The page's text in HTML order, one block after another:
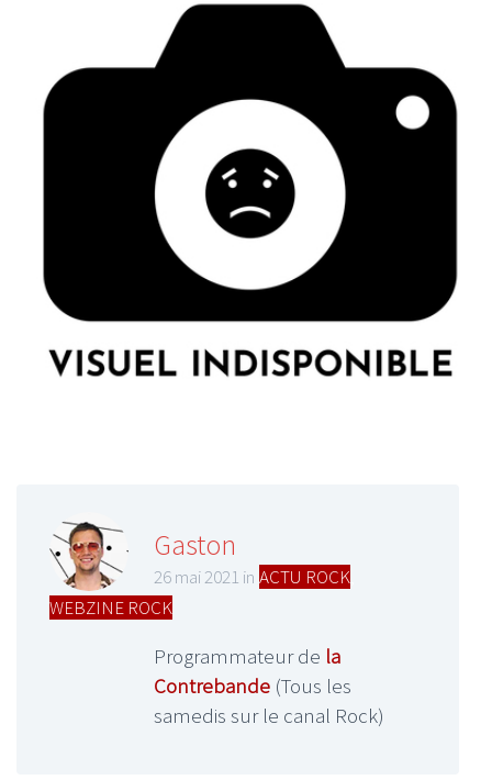
Gaston
26 mai 2021 in ACTU ROCK
WEBZINE ROCK
Programmateur de la
Contrebande (Tous les
samedis sur le canal Rock)